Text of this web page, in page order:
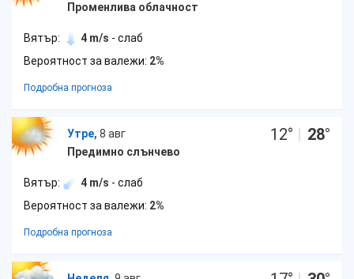
Променлива облачност
Вятър: 4 m/s - слаб
Вероятност за валежи: 2%
Подробна прогноза
Утре, 8 авг
Предимно слънчево
12° | 28°
Вятър: 4 m/s - слаб
Вероятност за валежи: 2%
Подробна прогноза